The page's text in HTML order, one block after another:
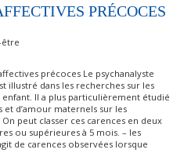
PRÉCOCES
être
précoces Le psychanalyste
illustré dans les recherches sur les
Il a plus particulièrement étudié
d’amour maternels sur les
peut classer ces carences en deux
ou supérieures à 5 mois. – les
de carences observées lorsque